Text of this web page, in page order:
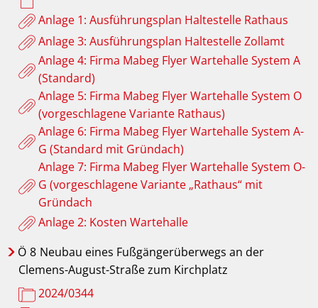
Anlage 1: Ausführungsplan Haltestelle Rathaus
Anlage 3: Ausführungsplan Haltestelle Zollamt
Anlage 4: Firma Mabeg Flyer Wartehalle System A
(Standard)
Anlage 5: Firma Mabeg Flyer Wartehalle System O
(vorgeschlagene Variante Rathaus)
Anlage 6: Firma Mabeg Flyer Wartehalle System A-
G (Standard mit Gründach)
Anlage 7: Firma Mabeg Flyer Wartehalle System O-
G (vorgeschlagene Variante „Rathaus“ mit
Gründach
Anlage 2: Kosten Wartehalle
Ö 8 Neubau eines Fußgängerüberwegs an der
Clemens-August-Straße zum Kirchplatz
2024/0344